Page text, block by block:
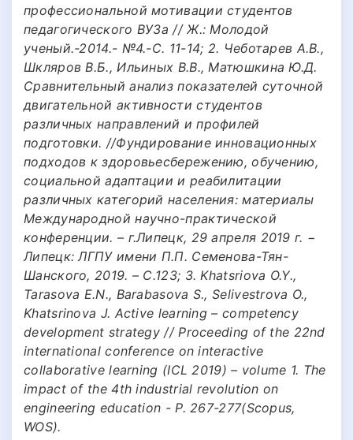
профессиональной мотивации студентов
педагогического ВУЗа // Ж.: Молодой
ученый.-2014.- №4.-С. 11-14; 2. Чеботарев А.В.,
Шкляров В.Б., Ильиных В.В., Матюшкина Ю.Д.
Сравнительный анализ показателей суточной
двигательной активности студентов
различных направлений и профилей
подготовки. //Фундирование инновационных
подходов к здоровьесбережению, обучению,
социальной адаптации и реабилитации
различных категорий населения: материалы
Международной научно-практической
конференции. – г.Липецк, 29 апреля 2019 г. −
Липецк: ЛГПУ имени П.П. Семенова-Тян-
Шанского, 2019. – С.123; 3. Khatsriova O.Y.,
Tarasova E.N., Barabasova S., Selivestrova O.,
Khatsrinova J. Active learning – competency
development strategy // Proceeding of the 22nd
international conference on interactive
collaborative learning (ICL 2019) – volume 1. The
impact of the 4th industrial revolution on
engineering education - P. 267-277(Scopus,
WOS).